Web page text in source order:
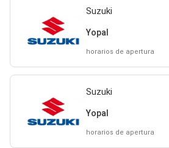
Suzuki
Yopal
horarios de apertura
Suzuki
Yopal
horarios de apertura